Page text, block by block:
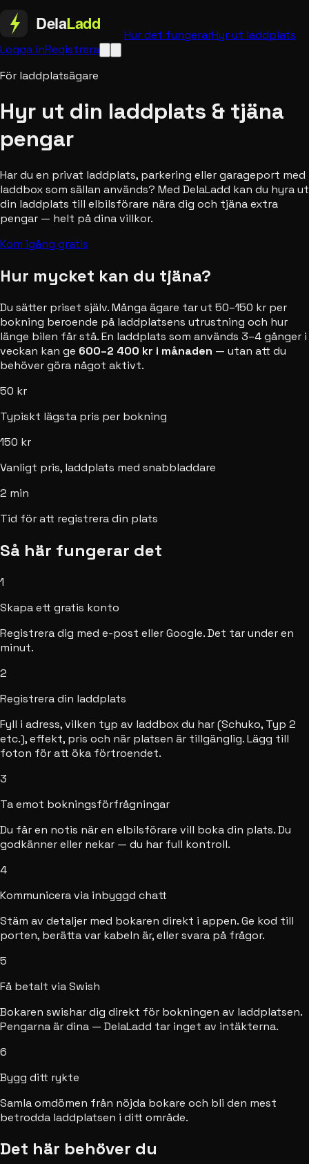
Hur det fungerarHyr ut laddplats
Logga inRegistrera
För laddplatsägare
Hyr ut din laddplats & tjäna
pengar
Har du en privat laddplats, parkering eller garageport med
laddbox som sällan används? Med DelaLadd kan du hyra ut
din laddplats till elbilsförare nära dig och tjäna extra
pengar — helt på dina villkor.
Kom igång gratis
Hur mycket kan du tjäna?
Du sätter priset själv. Många ägare tar ut 50–150 kr per
bokning beroende på laddplatsens utrustning och hur
länge bilen får stå. En laddplats som används 3–4 gånger i
veckan kan ge 600–2 400 kr i månaden — utan att du
behöver göra något aktivt.
50 kr
Typiskt lägsta pris per bokning
150 kr
Vanligt pris, laddplats med snabbladdare
2 min
Tid för att registrera din plats
Så här fungerar det
1
Skapa ett gratis konto
Registrera dig med e-post eller Google. Det tar under en
minut.
2
Registrera din laddplats
Fyll i adress, vilken typ av laddbox du har (Schuko, Typ 2
etc.), effekt, pris och när platsen är tillgänglig. Lägg till
foton för att öka förtroendet.
3
Ta emot bokningsförfrågningar
Du får en notis när en elbilsförare vill boka din plats. Du
godkänner eller nekar — du har full kontroll.
4
Kommunicera via inbyggd chatt
Stäm av detaljer med bokaren direkt i appen. Ge kod till
porten, berätta var kabeln är, eller svara på frågor.
5
Få betalt via Swish
Bokaren swishar dig direkt för bokningen av laddplatsen.
Pengarna är dina — DelaLadd tar inget av intäkterna.
6
Bygg ditt rykte
Samla omdömen från nöjda bokare och bli den mest
betrodda laddplatsen i ditt område.
Det här behöver du